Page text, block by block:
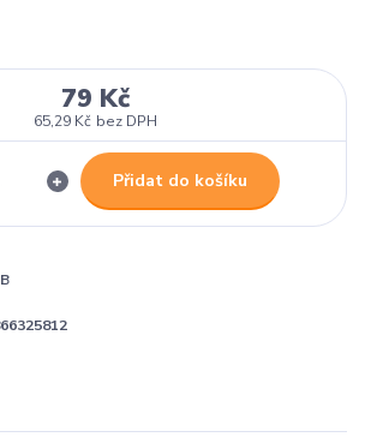
79 Kč
65,29 Kč bez DPH
Přidat do košíku